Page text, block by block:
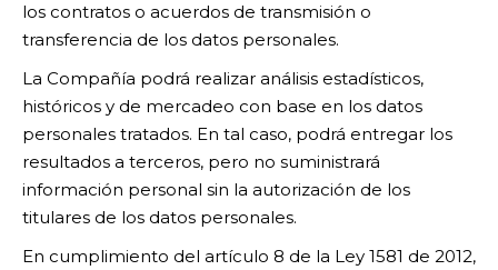
los contratos o acuerdos de transmisión o
transferencia de los datos personales.
La Compañía podrá realizar análisis estadísticos,
históricos y de mercadeo con base en los datos
personales tratados. En tal caso, podrá entregar los
resultados a terceros, pero no suministrará
información personal sin la autorización de los
titulares de los datos personales.
En cumplimiento del artículo 8 de la Ley 1581 de 2012,